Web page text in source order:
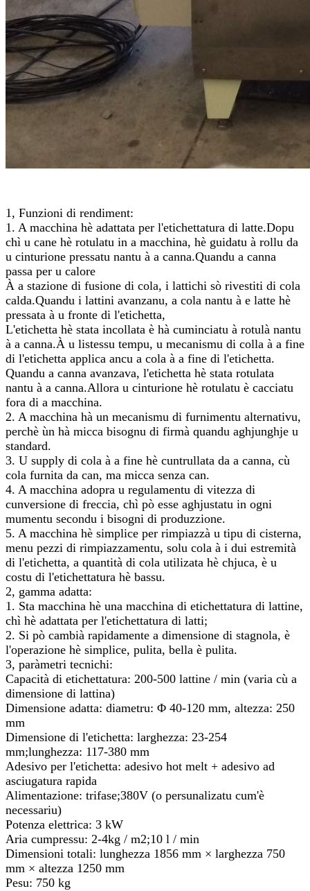
1, Funzioni di rendiment:
1. A macchina hè adattata per l'etichettatura di latte.Dopu
chì u cane hè rotulatu in a macchina, hè guidatu à rollu da
u cinturione pressatu nantu à a canna.Quandu a canna
passa per u calore
À a stazione di fusione di cola, i lattichi sò rivestiti di cola
calda.Quandu i lattini avanzanu, a cola nantu à e latte hè
pressata à u fronte di l'etichetta,
L'etichetta hè stata incollata è hà cuminciatu à rotulà nantu
à a canna.À u listessu tempu, u mecanismu di colla à a fine
di l'etichetta applica ancu a cola à a fine di l'etichetta.
Quandu a canna avanzava, l'etichetta hè stata rotulata
nantu à a canna.Allora u cinturione hè rotulatu è cacciatu
fora di a macchina.
2. A macchina hà un mecanismu di furnimentu alternativu,
perchè ùn hà micca bisognu di firmà quandu aghjunghje u
standard.
3. U supply di cola à a fine hè cuntrullata da a canna, cù
cola furnita da can, ma micca senza can.
4. A macchina adopra u regulamentu di vitezza di
cunversione di freccia, chì pò esse aghjustatu in ogni
mumentu secondu i bisogni di produzzione.
5. A macchina hè simplice per rimpiazzà u tipu di cisterna,
menu pezzi di rimpiazzamentu, solu cola à i dui estremità
di l'etichetta, a quantità di cola utilizata hè chjuca, è u
costu di l'etichettatura hè bassu.
2, gamma adatta:
1. Sta macchina hè una macchina di etichettatura di lattine,
chì hè adattata per l'etichettatura di latti;
2. Si pò cambià rapidamente a dimensione di stagnola, è
l'operazione hè simplice, pulita, bella è pulita.
3, paràmetri tecnichi:
Capacità di etichettatura: 200-500 lattine / min (varia cù a
dimensione di lattina)
Dimensione adatta: diametru: Φ 40-120 mm, altezza: 250
mm
Dimensione di l'etichetta: larghezza: 23-254
mm;lunghezza: 117-380 mm
Adesivo per l'etichetta: adesivo hot melt + adesivo ad
asciugatura rapida
Alimentazione: trifase;380V (o persunalizatu cum'è
necessariu)
Potenza elettrica: 3 kW
Aria cumpressu: 2-4kg / m2;10 l / min
Dimensioni totali: lunghezza 1856 mm × larghezza 750
mm × altezza 1250 mm
Pesu: 750 kg